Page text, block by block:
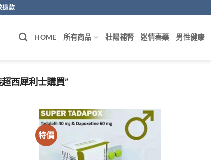
退款
HOME 所有商品 壯陽補腎 迷情春藥 男性健康
西犀利士購買”
特價